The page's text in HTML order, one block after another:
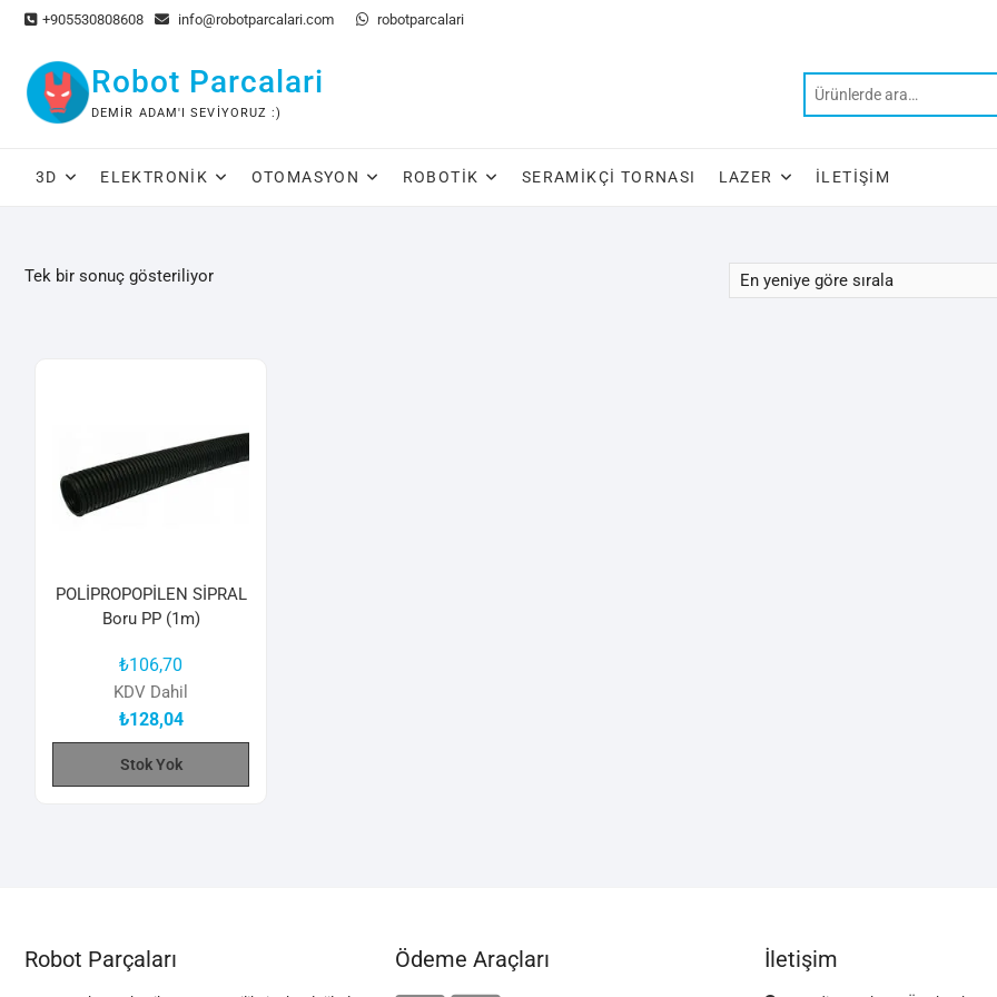
Skip
content
+905530808608 info@robotparcalari.com robotparcalari
Robot Parcalari
DEMIR ADAM'I SEVIYORUZ :)
3D ELEKTRONIK OTOMASYON ROBOTIK SERAMIKÇI TORNASI LAZER İLETIŞIM
Tek bir sonuç gösteriliyor
POLİPROPOPİLEN SİPRAL
Boru PP (1m)
₺106,70
KDV Dahil
₺128,04
Stok Yok
Robot Parçaları Ödeme Araçları İletişim